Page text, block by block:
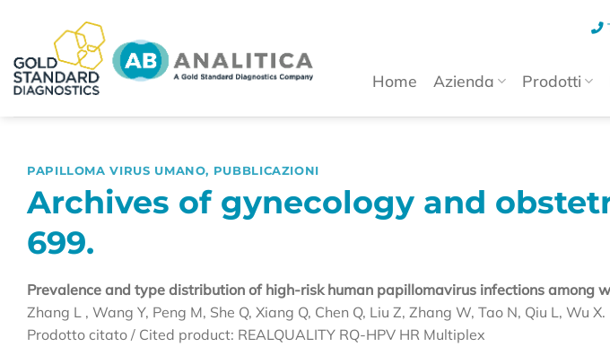
contenuti
Home Azienda Prodotti
PAPILLOMA VIRUS UMANO, PUBBLICAZIONI
Archives of gynecology and
699.
Prevalence and type distribution of high-risk human papillomavirus infections among
Zhang L , Wang Y, Peng M, She Q, Xiang Q, Chen Q, Liu Z, Zhang W, Tao N, Qiu L, Wu X.
Prodotto citato / Cited product: REALQUALITY RQ-HPV HR Multiplex